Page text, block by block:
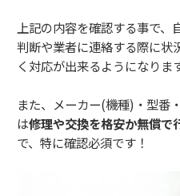
上記の内容を確認する事で
判断や業者に連絡する際に状
く対応が出来るようになります
また、メーカー(機種)・型番
は修理や交換を格安か無償で
で、特に確認必須です！